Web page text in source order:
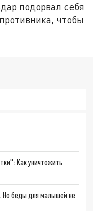
подорвал себя
чтобы
Как уничтожить
Но беды для малышей не